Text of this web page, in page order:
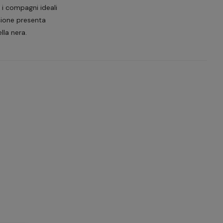
compagni ideali
presenta
nera.